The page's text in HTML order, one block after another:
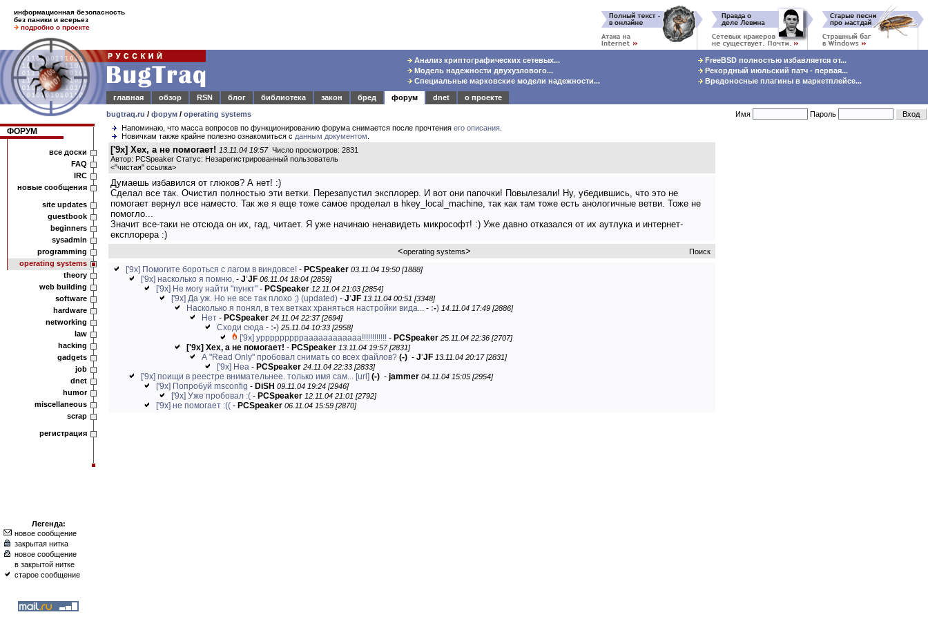
информационная безопасность
без паники и всерьез
подробно о проекте
Анализ криптографических сетевых...
Модель надежности двухузлового...
Специальные марковские модели надежности...
FreeBSD полностью избавляется от...
Рекордный июльский патч - первая...
Вредоносные плагины в маркетплейсе...
главная
обзор RSN блог библиотека закон бред форум dnet
о проекте
bugtraq.ru / форум / operating systems Имя Пароль
ФОРУМ
все доски
FAQ
IRC
новые сообщения
site updates
guestbook
beginners
sysadmin
programming
operating systems
theory
web building
software
hardware
networking
law
hacking
gadgets
job
dnet
humor
miscellaneous
scrap
регистрация
Легенда:
новое сообщение
закрытая нитка
новое сообщение
в закрытой нитке
старое сообщение
Напоминаю, что масса вопросов по функционированию форума снимается после прочтения его описания
Новичкам также крайне полезно ознакомиться с данным документом
['9x] Хех, а не помогает! 13.11.04 19:57Число просмотров: 2831
Автор: PCSpeaker Статус: Незарегистрированный пользователь
<"чистая" ссылка>
Думаешь избавился от глюков? А нет! :)
Сделал все так. Очистил полностью эти ветки. Перезапустил эксплорер. И вот они папочки! Повылезали! Ну, убедившись, что это не
помогает вернул все наместо. Так же я еще тоже самое проделал в hkey_local_machine, так как там тоже есть анологичные ветви. Тоже не
помогло...
Значит все-таки не отсюда он их, гад, читает. Я уже начинаю ненавидеть микрософт! :) Уже давно отказался от их аутлука и интернет-
експлорера :)
<operating systems> Поиск
['9x] Помогите бороться с лагом в виндовсе! - PCSpeaker 03.11.04 19:50 [1888]
['9x] насколько я помню, - J'JF 06.11.04 18:04 [2859]
['9x] Не могу найти "пункт" - PCSpeaker 12.11.04 21:03 [2854]
['9x] Да уж. Но не все так плохо ;) (updated) - J'JF 13.11.04 00:51 [3348]
Насколько я понял, в тех ветках храняться настройки вида... - :-) 14.11.04 17:49 [2886]
Нет - PCSpeaker 24.11.04 22:37 [2694]
Сходи сюда - :-) 25.11.04 10:33 [2958]
['9x] уррррррррраааааааааааа!!!!!!!!!!!! - PCSpeaker 25.11.04 22:36 [2707]
['9x] Хех, а не помогает! - PCSpeaker 13.11.04 19:57 [2831]
А "Read Only" пробовал снимать со всех файлов? (-) - J'JF 13.11.04 20:17 [2831]
['9x] Неа - PCSpeaker 24.11.04 22:33 [2833]
['9x] поищи в реестре внимательнее. только имя сам... [url] (-) - jammer 04.11.04 15:05 [2954]
['9x] Попробуй msconfig - DiSH 09.11.04 19:24 [2946]
['9x] Уже пробовал :( - PCSpeaker 12.11.04 21:01 [2792]
['9x] не помогает :(( - PCSpeaker 06.11.04 15:59 [2870]